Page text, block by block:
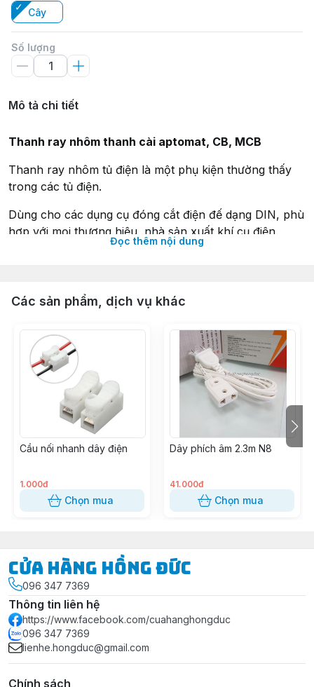
Cây
Số lượng
Mô tả chi tiết
Thanh ray nhôm thanh cài aptomat, CB, MCB
Thanh ray nhôm tủ điện là một phụ kiện thường thấy
trong các tủ điện.
Dùng cho các dụng cụ đóng cắt điện đế dạng DIN, phù
hợp với mọi thương hiệu, nhà sản xuất khí cụ điện.
Độ dày: 1mm
Đọc thêm nội dung
Các sản phẩm, dịch vụ khác
Cầu nối nhanh dây điện
1.000đ
Chọn mua
Dây phích âm 2.3m N8
41.000đ
Chọn mua
Cửa Hàng Hồng Đức
096 347 7369
Thông tin liên hệ
https://www.facebook.com/cuahanghongduc
096 347 7369
lienhe.hongduc@gmail.com
Chính sách